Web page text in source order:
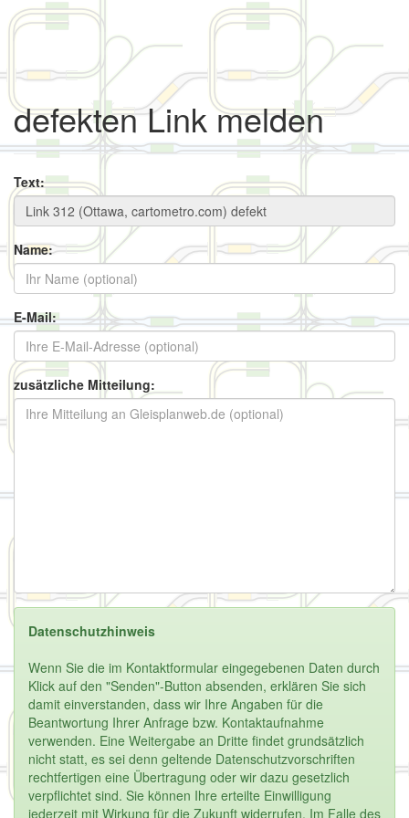
defekten Link melden
Text:
Name:
E-Mail:
zusätzliche Mitteilung:
Datenschutzhinweis
Wenn Sie die im Kontaktformular eingegebenen Daten durch
Klick auf den "Senden"-Button absenden, erklären Sie sich
damit einverstanden, dass wir Ihre Angaben für die
Beantwortung Ihrer Anfrage bzw. Kontaktaufnahme
verwenden. Eine Weitergabe an Dritte findet grundsätzlich
nicht statt, es sei denn geltende Datenschutzvorschriften
rechtfertigen eine Übertragung oder wir dazu gesetzlich
verpflichtet sind. Sie können Ihre erteilte Einwilligung
jederzeit mit Wirkung für die Zukunft widerrufen. Im Falle des